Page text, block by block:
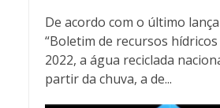
De acordo com o último
“Boletim de recursos hídricos
2022, a água reciclada
partir da chuva, a de...